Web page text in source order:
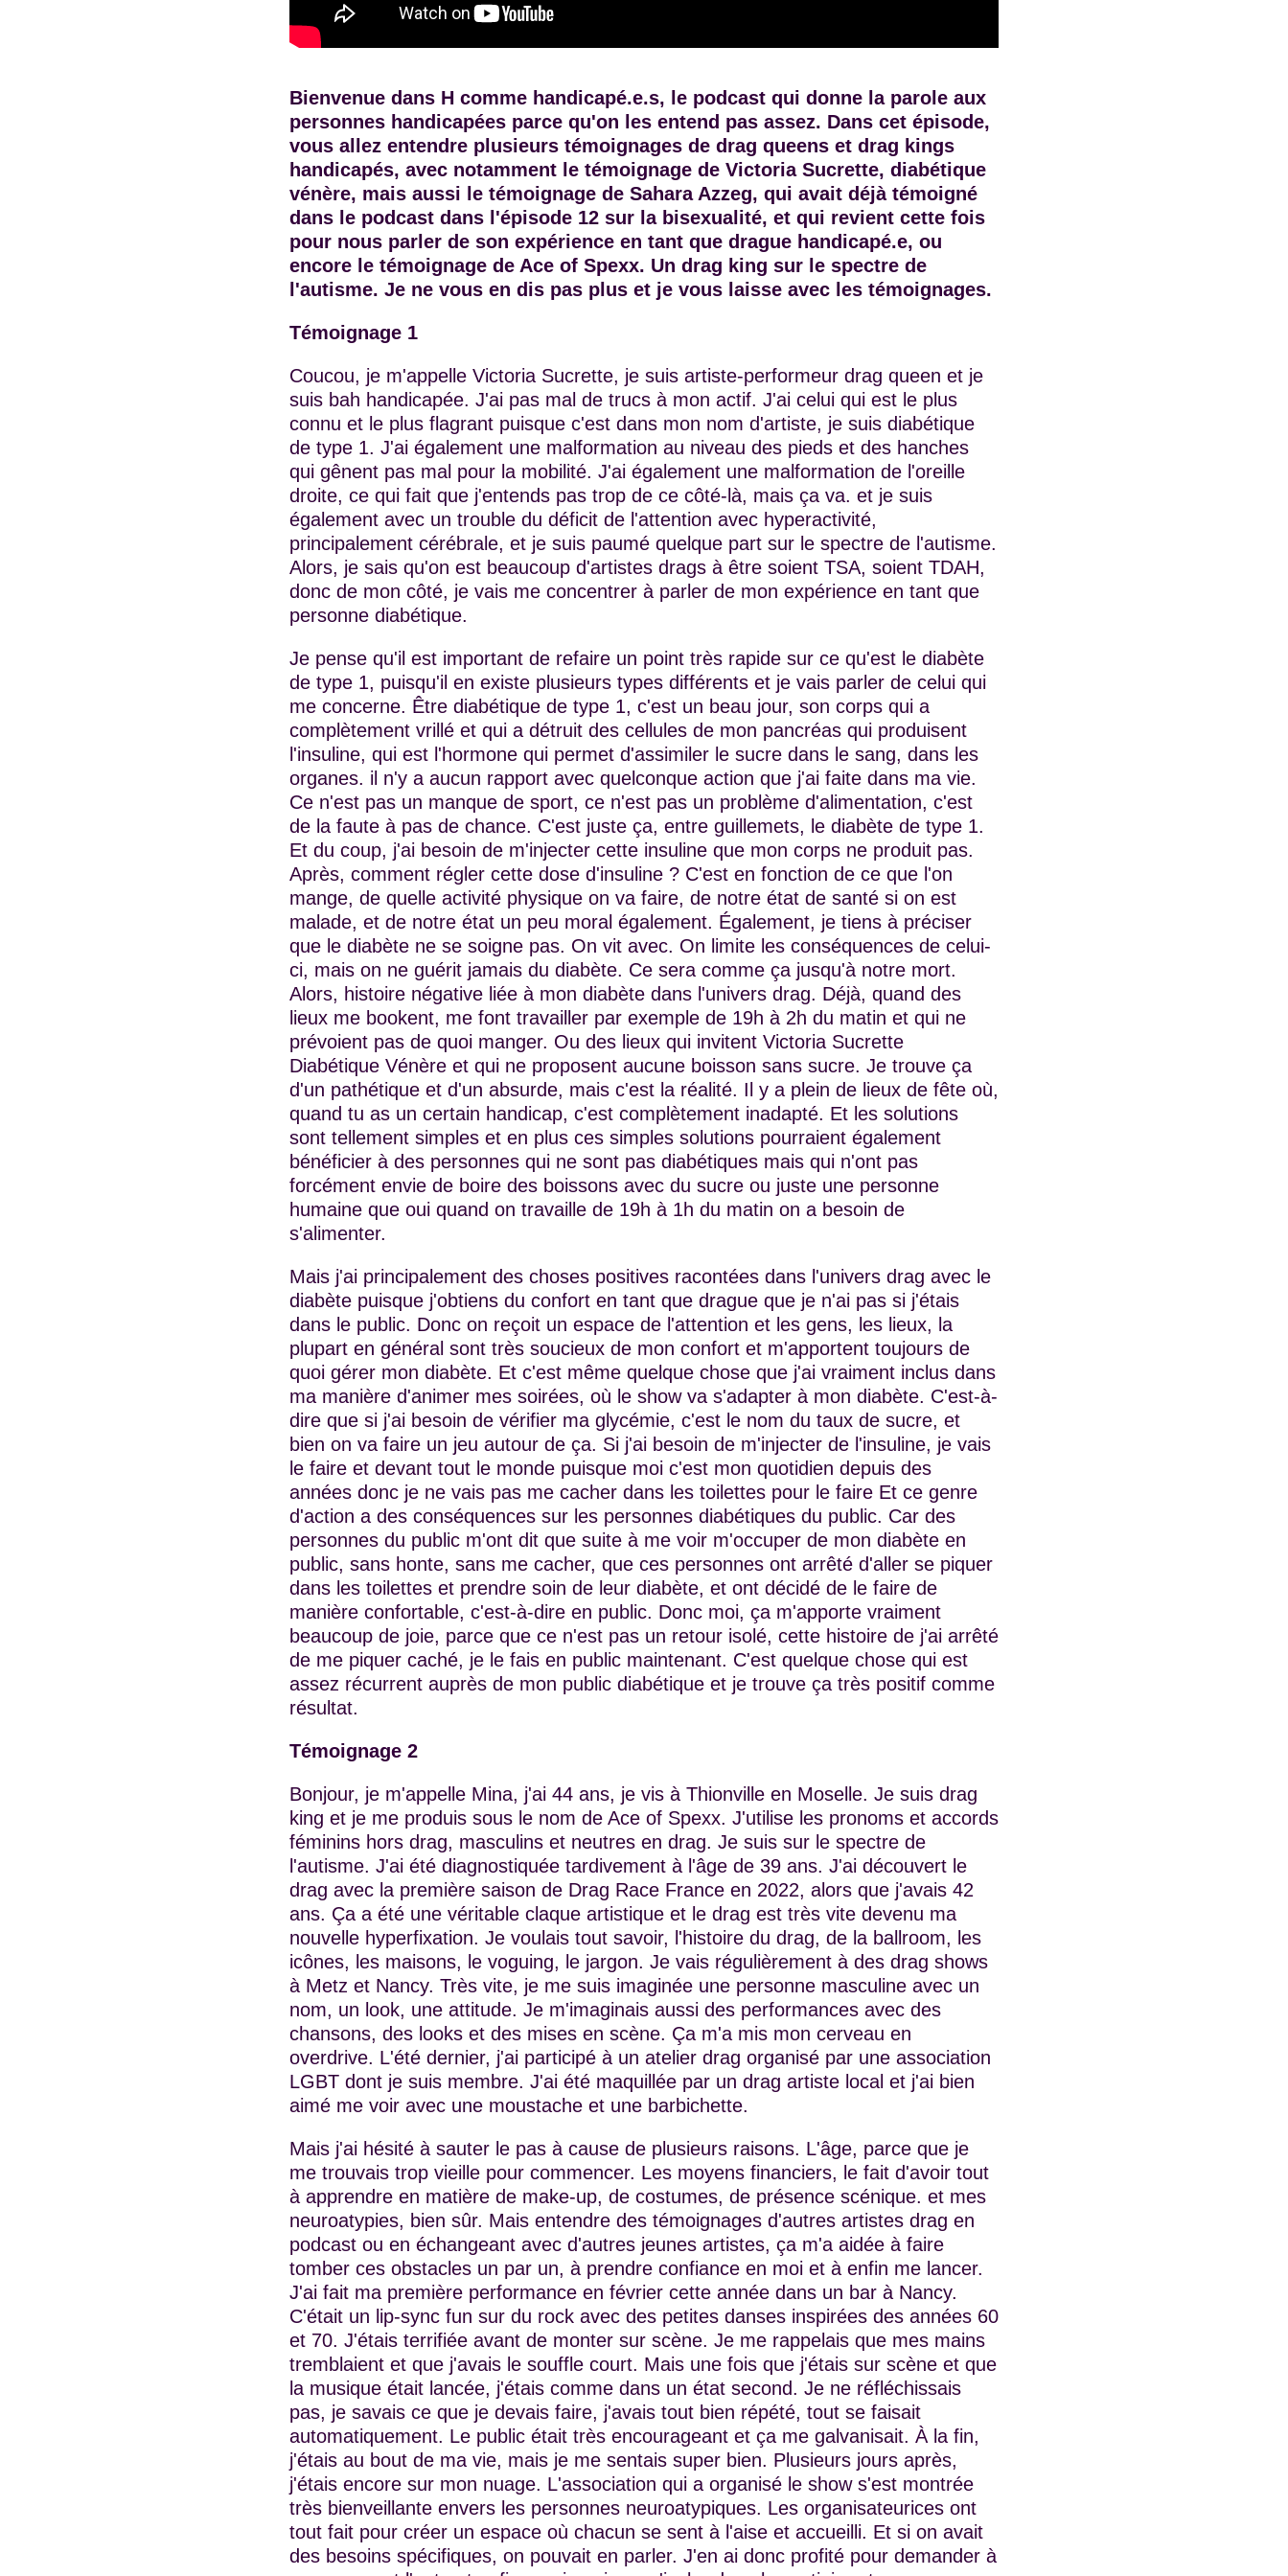
Bienvenue dans H comme handicapé.e.s, le podcast qui donne la parole aux
personnes handicapées parce qu'on les entend pas assez. Dans cet épisode,
vous allez entendre plusieurs témoignages de drag queens et drag kings
handicapés, avec notamment le témoignage de Victoria Sucrette, diabétique
vénère, mais aussi le témoignage de Sahara Azzeg, qui avait déjà témoigné
dans le podcast dans l'épisode 12 sur la bisexualité, et qui revient cette fois
pour nous parler de son expérience en tant que drague handicapé.e, ou
encore le témoignage de Ace of Spexx. Un drag king sur le spectre de
l'autisme. Je ne vous en dis pas plus et je vous laisse avec les témoignages.
Témoignage 1
Coucou, je m'appelle Victoria Sucrette, je suis artiste-performeur drag queen et je
suis bah handicapée. J'ai pas mal de trucs à mon actif. J'ai celui qui est le plus
connu et le plus flagrant puisque c'est dans mon nom d'artiste, je suis diabétique
de type 1. J'ai également une malformation au niveau des pieds et des hanches
qui gênent pas mal pour la mobilité. J'ai également une malformation de l'oreille
droite, ce qui fait que j'entends pas trop de ce côté-là, mais ça va. et je suis
également avec un trouble du déficit de l'attention avec hyperactivité,
principalement cérébrale, et je suis paumé quelque part sur le spectre de l'autisme.
Alors, je sais qu'on est beaucoup d'artistes drags à être soient TSA, soient TDAH,
donc de mon côté, je vais me concentrer à parler de mon expérience en tant que
personne diabétique.
Je pense qu'il est important de refaire un point très rapide sur ce qu'est le diabète
de type 1, puisqu'il en existe plusieurs types différents et je vais parler de celui qui
me concerne. Être diabétique de type 1, c'est un beau jour, son corps qui a
complètement vrillé et qui a détruit des cellules de mon pancréas qui produisent
l'insuline, qui est l'hormone qui permet d'assimiler le sucre dans le sang, dans les
organes. il n'y a aucun rapport avec quelconque action que j'ai faite dans ma vie.
Ce n'est pas un manque de sport, ce n'est pas un problème d'alimentation, c'est
de la faute à pas de chance. C'est juste ça, entre guillemets, le diabète de type 1.
Et du coup, j'ai besoin de m'injecter cette insuline que mon corps ne produit pas.
Après, comment régler cette dose d'insuline ? C'est en fonction de ce que l'on
mange, de quelle activité physique on va faire, de notre état de santé si on est
malade, et de notre état un peu moral également. Également, je tiens à préciser
que le diabète ne se soigne pas. On vit avec. On limite les conséquences de celui-
ci, mais on ne guérit jamais du diabète. Ce sera comme ça jusqu'à notre mort.
Alors, histoire négative liée à mon diabète dans l'univers drag. Déjà, quand des
lieux me bookent, me font travailler par exemple de 19h à 2h du matin et qui ne
prévoient pas de quoi manger. Ou des lieux qui invitent Victoria Sucrette
Diabétique Vénère et qui ne proposent aucune boisson sans sucre. Je trouve ça
d'un pathétique et d'un absurde, mais c'est la réalité. Il y a plein de lieux de fête où,
quand tu as un certain handicap, c'est complètement inadapté. Et les solutions
sont tellement simples et en plus ces simples solutions pourraient également
bénéficier à des personnes qui ne sont pas diabétiques mais qui n'ont pas
forcément envie de boire des boissons avec du sucre ou juste une personne
humaine que oui quand on travaille de 19h à 1h du matin on a besoin de
s'alimenter.
Mais j'ai principalement des choses positives racontées dans l'univers drag avec le
diabète puisque j'obtiens du confort en tant que drague que je n'ai pas si j'étais
dans le public. Donc on reçoit un espace de l'attention et les gens, les lieux, la
plupart en général sont très soucieux de mon confort et m'apportent toujours de
quoi gérer mon diabète. Et c'est même quelque chose que j'ai vraiment inclus dans
ma manière d'animer mes soirées, où le show va s'adapter à mon diabète. C'est-à-
dire que si j'ai besoin de vérifier ma glycémie, c'est le nom du taux de sucre, et
bien on va faire un jeu autour de ça. Si j'ai besoin de m'injecter de l'insuline, je vais
le faire et devant tout le monde puisque moi c'est mon quotidien depuis des
années donc je ne vais pas me cacher dans les toilettes pour le faire Et ce genre
d'action a des conséquences sur les personnes diabétiques du public. Car des
personnes du public m'ont dit que suite à me voir m'occuper de mon diabète en
public, sans honte, sans me cacher, que ces personnes ont arrêté d'aller se piquer
dans les toilettes et prendre soin de leur diabète, et ont décidé de le faire de
manière confortable, c'est-à-dire en public. Donc moi, ça m'apporte vraiment
beaucoup de joie, parce que ce n'est pas un retour isolé, cette histoire de j'ai arrêté
de me piquer caché, je le fais en public maintenant. C'est quelque chose qui est
assez récurrent auprès de mon public diabétique et je trouve ça très positif comme
résultat.
Témoignage 2
Bonjour, je m'appelle Mina, j'ai 44 ans, je vis à Thionville en Moselle. Je suis drag
king et je me produis sous le nom de Ace of Spexx. J'utilise les pronoms et accords
féminins hors drag, masculins et neutres en drag. Je suis sur le spectre de
l'autisme. J'ai été diagnostiquée tardivement à l'âge de 39 ans. J'ai découvert le
drag avec la première saison de Drag Race France en 2022, alors que j'avais 42
ans. Ça a été une véritable claque artistique et le drag est très vite devenu ma
nouvelle hyperfixation. Je voulais tout savoir, l'histoire du drag, de la ballroom, les
icônes, les maisons, le voguing, le jargon. Je vais régulièrement à des drag shows
à Metz et Nancy. Très vite, je me suis imaginée une personne masculine avec un
nom, un look, une attitude. Je m'imaginais aussi des performances avec des
chansons, des looks et des mises en scène. Ça m'a mis mon cerveau en
overdrive. L'été dernier, j'ai participé à un atelier drag organisé par une association
LGBT dont je suis membre. J'ai été maquillée par un drag artiste local et j'ai bien
aimé me voir avec une moustache et une barbichette.
Mais j'ai hésité à sauter le pas à cause de plusieurs raisons. L'âge, parce que je
me trouvais trop vieille pour commencer. Les moyens financiers, le fait d'avoir tout
à apprendre en matière de make-up, de costumes, de présence scénique. et mes
neuroatypies, bien sûr. Mais entendre des témoignages d'autres artistes drag en
podcast ou en échangeant avec d'autres jeunes artistes, ça m'a aidée à faire
tomber ces obstacles un par un, à prendre confiance en moi et à enfin me lancer.
J'ai fait ma première performance en février cette année dans un bar à Nancy.
C'était un lip-sync fun sur du rock avec des petites danses inspirées des années 60
et 70. J'étais terrifiée avant de monter sur scène. Je me rappelais que mes mains
tremblaient et que j'avais le souffle court. Mais une fois que j'étais sur scène et que
la musique était lancée, j'étais comme dans un état second. Je ne réfléchissais
pas, je savais ce que je devais faire, j'avais tout bien répété, tout se faisait
automatiquement. Le public était très encourageant et ça me galvanisait. À la fin,
j'étais au bout de ma vie, mais je me sentais super bien. Plusieurs jours après,
j'étais encore sur mon nuage. L'association qui a organisé le show s'est montrée
très bienveillante envers les personnes neuroatypiques. Les organisateurices ont
tout fait pour créer un espace où chacun se sent à l'aise et accueilli. Et si on avait
des besoins spécifiques, on pouvait en parler. J'en ai donc profité pour demander à